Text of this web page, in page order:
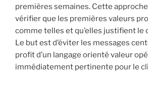
premières semaines. Cette
vérifier que les premières valeurs
comme telles et qu’elles justifient le
Le but est d’éviter les messages
profit d’un langage orienté valeur
immédiatement pertinente pour le